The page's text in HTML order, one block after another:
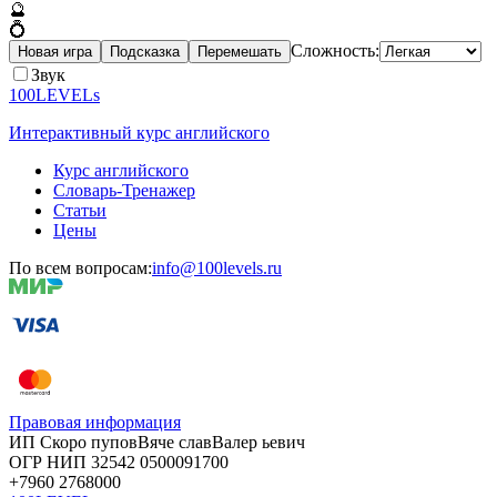
🔮
💍
Новая игра Подсказка Перемешать Сложность:
Звук
100LEVELs
Интерактивный курс английского
Курс английского
Словарь-Тренажер
Статьи
Цены
По всем вопросам:info@100levels.ru
Правовая информация
ИП Скоро пуповВяче славВалер ьевич
ОГР НИП 32542 0500091700
+7960 2768000